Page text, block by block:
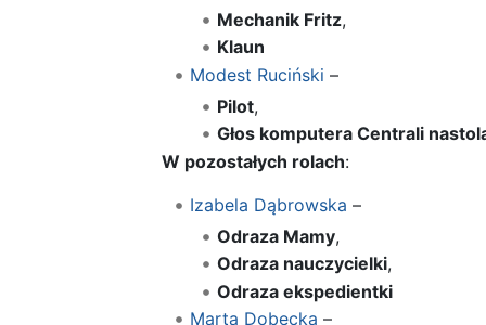
Mechanik Fritz,
Klaun
Modest Ruciński –
Pilot,
Głos komputera Centrali
W pozostałych rolach:
Izabela Dąbrowska –
Odraza Mamy,
Odraza nauczycielki,
Odraza ekspedientki
Marta Dobecka –